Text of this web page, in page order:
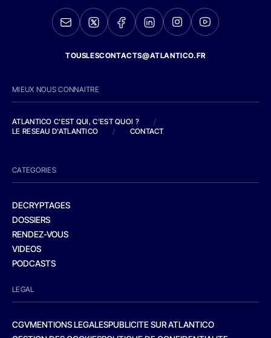
TOUSLESCONTACTS@ATLANTICO.FR
MIEUX NOUS CONNAITRE
ATLANTICO C'EST QUI, C'EST QUOI ?
/
LE RESEAU D'ATLANTICO
/ CONTACT
CATEGORIES
DECRYPTAGES
DOSSIERS
RENDEZ-VOUS
VIDEOS
PODCASTS
LEGAL
CGVMENTIONS LEGALESPUBLICITE SUR ATLANTICO